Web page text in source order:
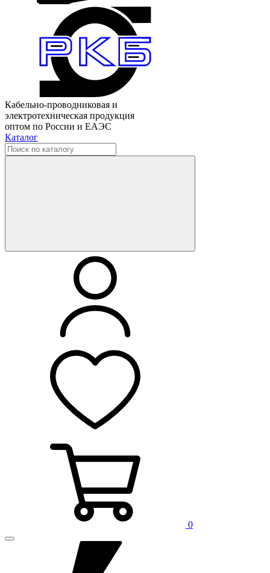
Кабельно-проводниковая и
электротехническая продукция
оптом по России и ЕАЭС
Каталог
0